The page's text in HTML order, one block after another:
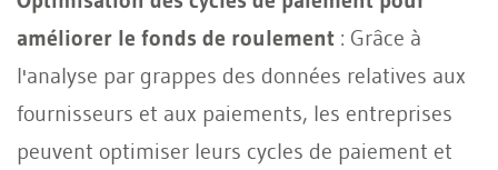
améliorer le fonds de roulement : Grâce à
l'analyse par grappes des données relatives aux
fournisseurs et aux paiements, les entreprises
peuvent optimiser leurs cycles de paiement et